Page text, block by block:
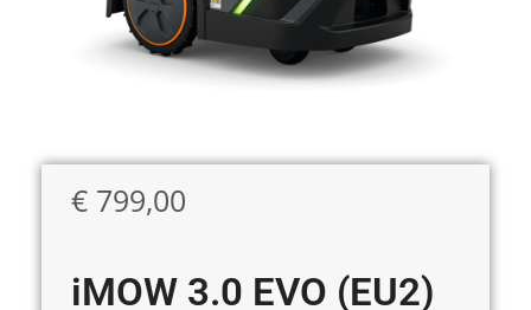
€ 799,00
iMOW 3.0 EVO (EU2)